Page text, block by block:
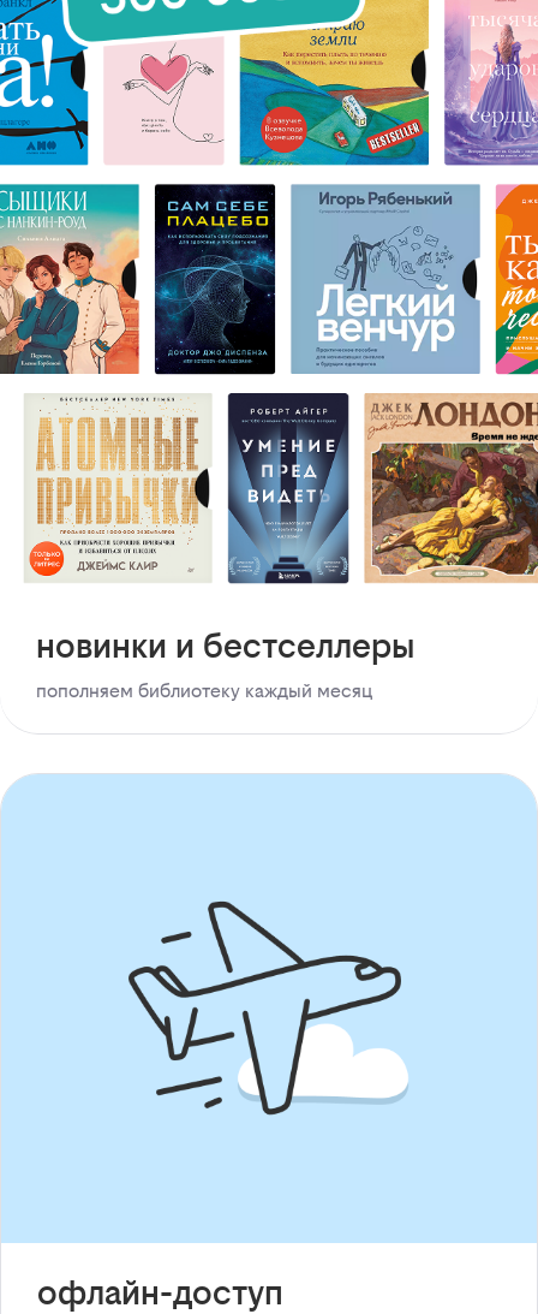
новинки и бестселлеры
пополняем библиотеку каждый месяц
офлайн-доступ